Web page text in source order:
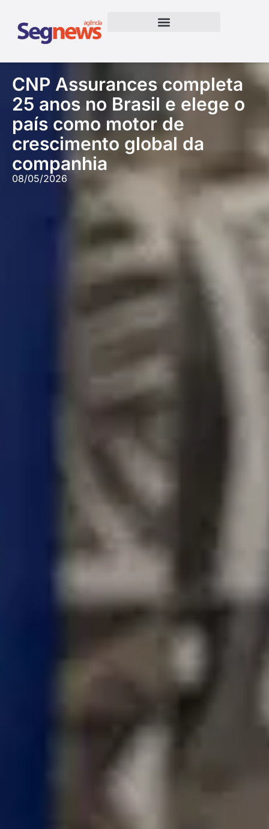
CNP Assurances completa
25 anos no Brasil e elege o
país como motor de
crescimento global da
companhia
08/05/2026